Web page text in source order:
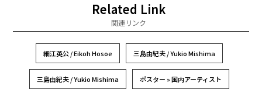
Related Link
関連リンク
細江英公 / Eikoh Hosoe 三島由紀夫 / Yukio Mishima
三島由紀夫 / Yukio Mishima ポスター » 国内アーティスト